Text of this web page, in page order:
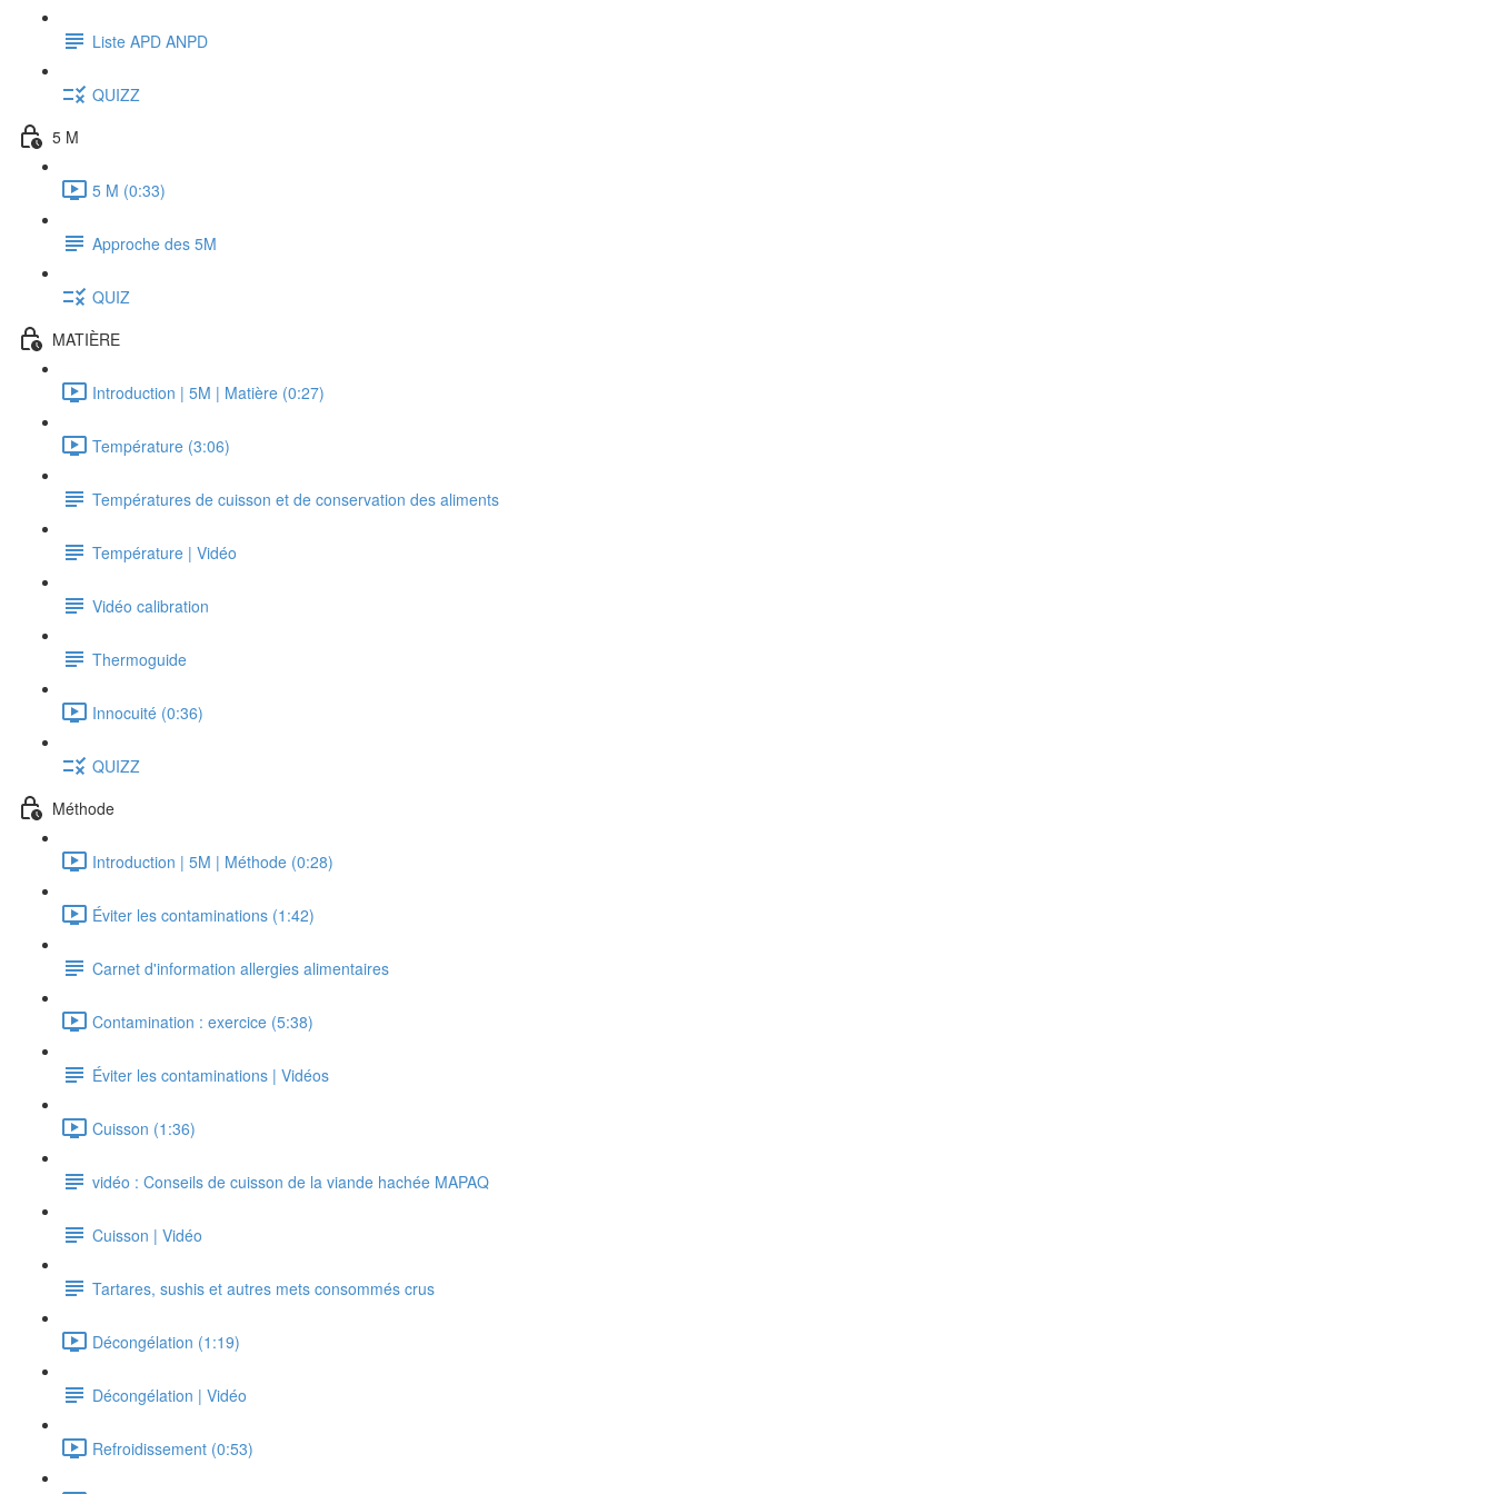
Liste APD ANPD
QUIZZ
5 M
5 M (0:33)
Approche des 5M
QUIZ
MATIÈRE
Introduction | 5M | Matière (0:27)
Température (3:06)
Températures de cuisson et de conservation des aliments
Température | Vidéo
Vidéo calibration
Thermoguide
Innocuité (0:36)
QUIZZ
Méthode
Introduction | 5M | Méthode (0:28)
Éviter les contaminations (1:42)
Carnet d'information allergies alimentaires
Contamination : exercice (5:38)
Éviter les contaminations | Vidéos
Cuisson (1:36)
vidéo : Conseils de cuisson de la viande hachée MAPAQ
Cuisson | Vidéo
Tartares, sushis et autres mets consommés crus
Décongélation (1:19)
Décongélation | Vidéo
Refroidissement (0:53)